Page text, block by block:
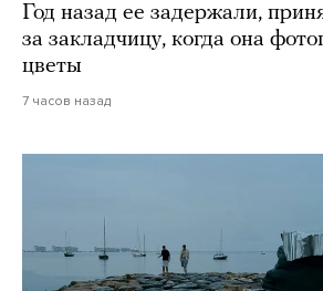
Год назад ее задержали,
за закладчицу, когда она
цветы
7 часов назад